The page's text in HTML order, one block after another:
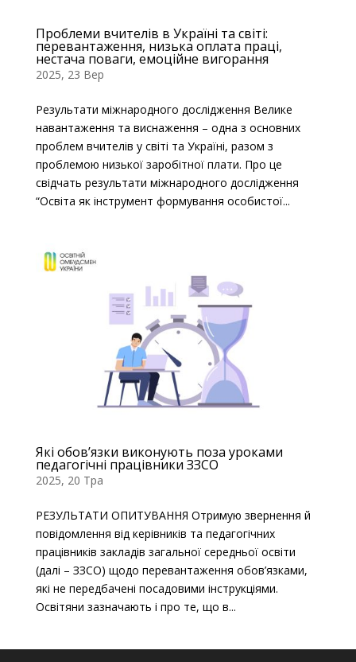
Проблеми вчителів в Україні та світі:
перевантаження, низька оплата праці,
нестача поваги, емоційне вигорання
2025, 23 Вер
Результати міжнародного дослідження Велике
навантаження та виснаження – одна з основних
проблем вчителів у світі та Україні, разом з
проблемою низької заробітної плати. Про це
свідчать результати міжнародного дослідження
“Освіта як інструмент формування особистої...
Які обов’язки виконують поза уроками
педагогічні працівники ЗЗСО
2025, 20 Тра
РЕЗУЛЬТАТИ ОПИТУВАННЯ Отримую звернення й
повідомлення від керівників та педагогічних
працівників закладів загальної середньої освіти
(далі – ЗЗСО) щодо перевантаження обов’язками,
які не передбачені посадовими інструкціями.
Освітяни зазначають і про те, що в...